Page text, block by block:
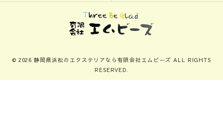
© 2026 静岡県浜松のエクステリアなら有限会社エムビーズ ALL RIGHTS
RESERVED.